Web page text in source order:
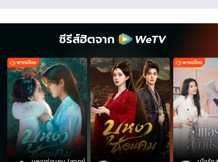
ซีรีส์ฮิตจาก